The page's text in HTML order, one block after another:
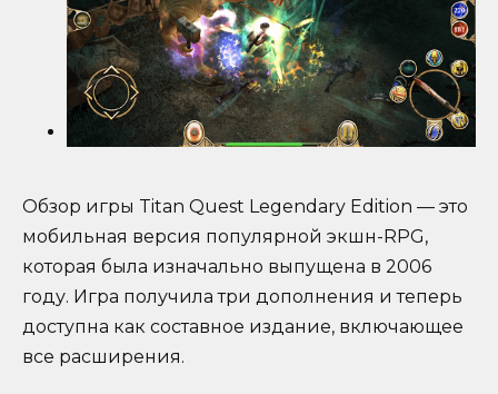
Обзор игры Titan Quest Legendary Edition — это
мобильная версия популярной экшн-RPG,
которая была изначально выпущена в 2006
году. Игра получила три дополнения и теперь
доступна как составное издание, включающее
все расширения.